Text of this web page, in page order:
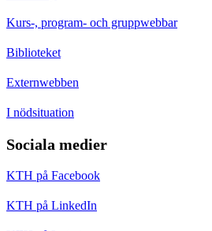
Kurs-, program- och gruppwebbar
Biblioteket
Externwebben
I nödsituation
Sociala medier
KTH på Facebook
KTH på LinkedIn